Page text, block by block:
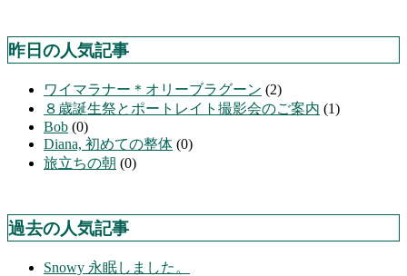
昨日の人気記事
ワイマラナー＊オリーブラグーン (2)
８歳誕生祭とポートレイト撮影会のご案内 (1)
Bob (0)
Diana, 初めての整体 (0)
旅立ちの朝 (0)
過去の人気記事
Snowy 永眠しました。